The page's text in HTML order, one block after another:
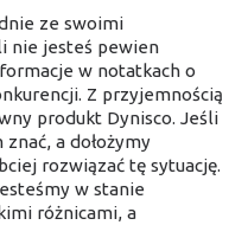
ze swoimi
nie jesteś pewien
w notatkach o
Z przyjemnością
produkt Dynisco. Jeśli
a dołożymy
rozwiązać tę sytuację.
w stanie
różnicami, a